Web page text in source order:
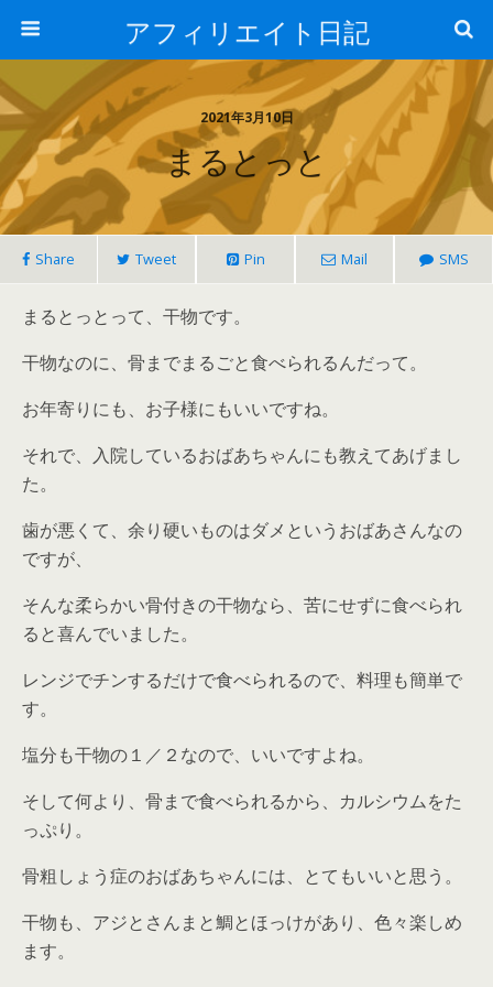
アフィリエイト日記
2021年3月10日
まるとっと
Share Tweet Pin Mail SMS
まるとっとって、干物です。
干物なのに、骨までまるごと食べられるんだって。
お年寄りにも、お子様にもいいですね。
それで、入院しているおばあちゃんにも教えてあげまし
た。
歯が悪くて、余り硬いものはダメというおばあさんなの
ですが、
そんな柔らかい骨付きの干物なら、苦にせずに食べられ
ると喜んでいました。
レンジでチンするだけで食べられるので、料理も簡単で
す。
塩分も干物の１／２なので、いいですよね。
そして何より、骨まで食べられるから、カルシウムをた
っぷり。
骨粗しょう症のおばあちゃんには、とてもいいと思う。
干物も、アジとさんまと鯛とほっけがあり、色々楽しめ
ます。